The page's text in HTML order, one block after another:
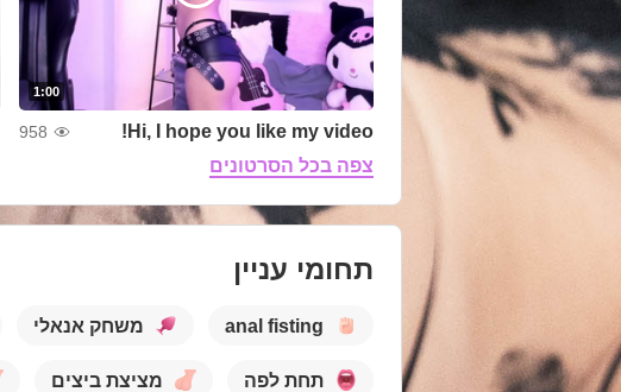
1:00
Hi, I hope you like my video!
958
צפה בכל הסרטונים
תחומי עניין
anal fisting משחק אנאלי
תחת לפה מציצת ביצים